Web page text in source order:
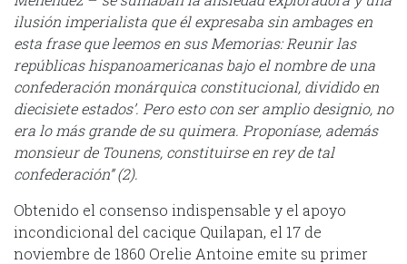
ilusión imperialista que él expresaba sin ambages en
esta frase que leemos en sus Memorias: Reunir las
repúblicas hispanoamericanas bajo el nombre de una
confederación monárquica constitucional, dividido en
diecisiete estados’. Pero esto con ser amplio designio, no
era lo más grande de su quimera. Proponíase, además
monsieur de Tounens, constituirse en rey de tal
confederación” (2).
Obtenido el consenso indispensable y el apoyo
incondicional del cacique Quilapan, el 17 de
noviembre de 1860 Orelie Antoine emite su primer